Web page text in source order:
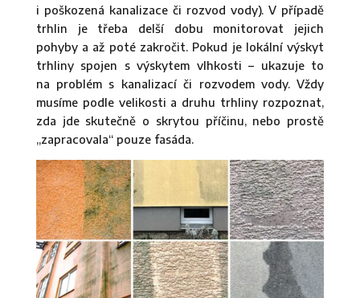
i poškozená kanalizace či rozvod vody). V případě
trhlin je třeba delší dobu monitorovat jejich
pohyby a až poté zakročit. Pokud je lokální výskyt
trhliny spojen s výskytem vlhkosti – ukazuje to
na problém s kanalizací či rozvodem vody. Vždy
musíme podle velikosti a druhu trhliny rozpoznat,
zda jde skutečně o skrytou příčinu, nebo prostě
„zapracovala“ pouze fasáda.